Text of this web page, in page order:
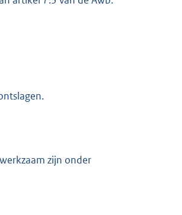
zijn onder